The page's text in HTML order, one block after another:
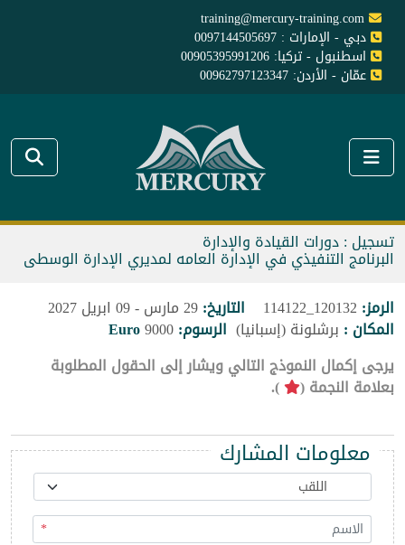
training@mercury-training.com
دبي - الإمارات : 0097144505697
اسطنبول - تركيا: 00905395991206
عمّان - الأردن: 00962797123347
تسجيل : دورات القيادة والإدارة
البرنامج التنفيذي في الإدارة العامه لمديري الإدارة الوسطى
الرمز:
التاريخ:
المكان : برشلونة (إسبانيا) الرسوم:9000
Euro
يرجى إكمال النموذج التالي ويشار إلى الحقول المطلوبة
بعلامة النجمة ( ).
معلومات المشارك
*